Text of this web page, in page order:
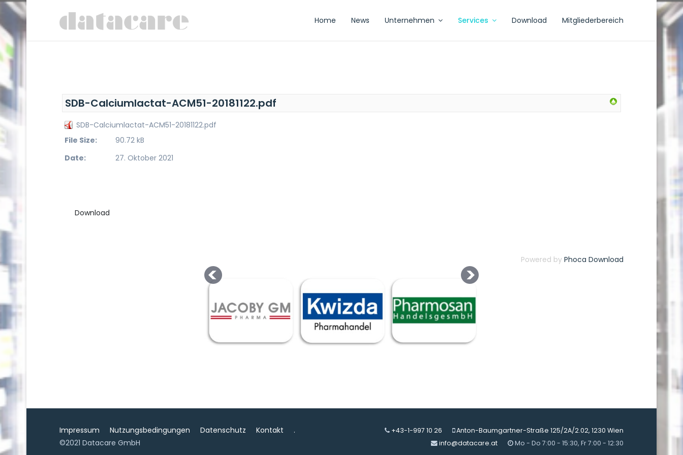
Home News Unternehmen Services Download Mitgliederbereich
SDB-Calciumlactat-ACM51-20181122.pdf
SDB-Calciumlactat-ACM51-20181122.pdf
File Size:
90.72 kB
Date:
27. Oktober 2021
Powered by Phoca Download
Impressum Nutzungsbedingungen Datenschutz Kontakt
.
©2021 Datacare GmbH
+43-1-997 10 26
Anton-Baumgartner-Straße 125/2A/2.02, 1230 Wien
info@datacare.at
Mo - Do 7:00 - 15:30, Fr 7:00 - 12:30